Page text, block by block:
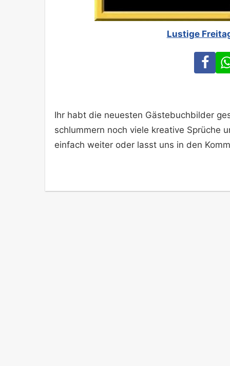
Lustige
Ihr habt die neuesten Gästebuchbilder
schlummern noch viele kreative Sprüche
einfach weiter oder lasst uns in den